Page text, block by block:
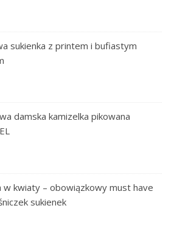
sukienka z printem i bufiastym
damska kamizelka pikowana
w kwiaty – obowiązkowy must have
sukienek